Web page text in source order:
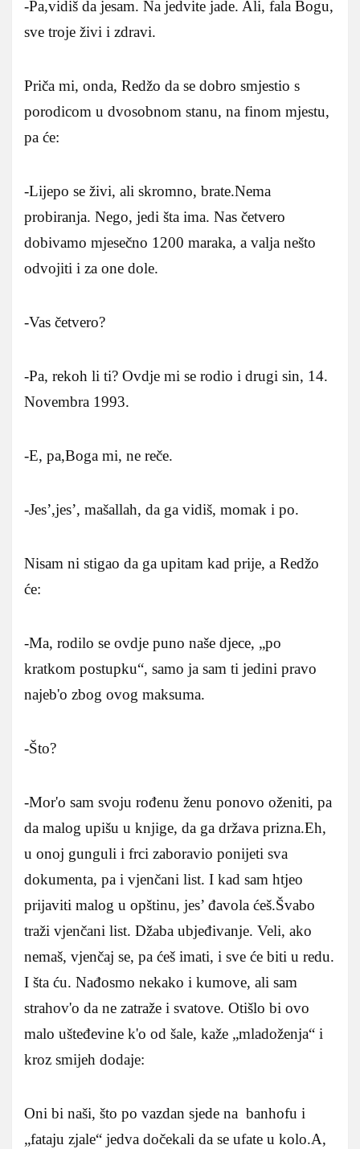
-Pa,vidiš da jesam. Na jedvite jade. Ali, fala Bogu,
sve troje živi i zdravi.
Priča mi, onda, Redžo da se dobro smjestio s
porodicom u dvosobnom stanu, na finom mjestu,
pa će:
-Lijepo se živi, ali skromno, brate.Nema
probiranja. Nego, jedi šta ima. Nas četvero
dobivamo mjesečno 1200 maraka, a valja nešto
odvojiti i za one dole.
-Vas četvero?
-Pa, rekoh li ti? Ovdje mi se rodio i drugi sin, 14.
Novembra 1993.
-E, pa,Boga mi, ne reče.
-Jes’,jes’, mašallah, da ga vidiš, momak i po.
Nisam ni stigao da ga upitam kad prije, a Redžo
će:
-Ma, rodilo se ovdje puno naše djece, „po
kratkom postupku“, samo ja sam ti jedini pravo
najeb'o zbog ovog maksuma.
-Što?
-Mor'o sam svoju rođenu ženu ponovo oženiti, pa
da malog upišu u knjige, da ga država prizna.Eh,
u onoj gunguli i frci zaboravio ponijeti sva
dokumenta, pa i vjenčani list. I kad sam htjeo
prijaviti malog u opštinu, jes’ đavola ćeš.Švabo
traži vjenčani list. Džaba ubjeđivanje. Veli, ako
nemaš, vjenčaj se, pa ćeš imati, i sve će biti u redu.
I šta ću. Nađosmo nekako i kumove, ali sam
strahov'o da ne zatraže i svatove. Otišlo bi ovo
malo ušteđevine k'o od šale, kaže „mladoženja“ i
kroz smijeh dodaje:
Oni bi naši, što po vazdan sjede na banhofu i
„fataju zjale“ jedva dočekali da se ufate u kolo.A,